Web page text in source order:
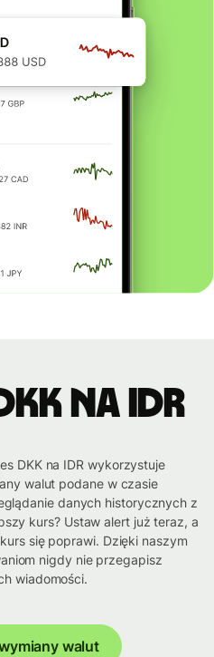
na IDR
DKK na IDR wykorzystuje
walut podane w czasie
danych historycznych z
kurs? Ustaw alert już teraz, a
się poprawi. Dzięki naszym
nigdy nie przegapisz
wiadomości.
walut